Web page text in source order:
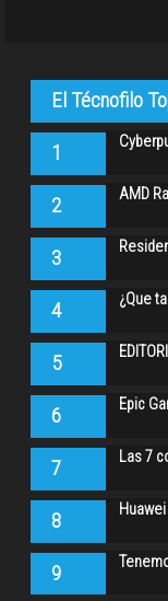
El Técnofilo
1
2 AMD
3
4 ¿Que
5
6 Epic
7 Las 7
8
9